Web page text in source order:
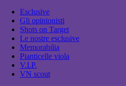
Esclusive
Gli opinionisti
Shots on Target
Le nostre esclusive
Memorabilia
Pianticelle viola
V.I.P.
VN scout